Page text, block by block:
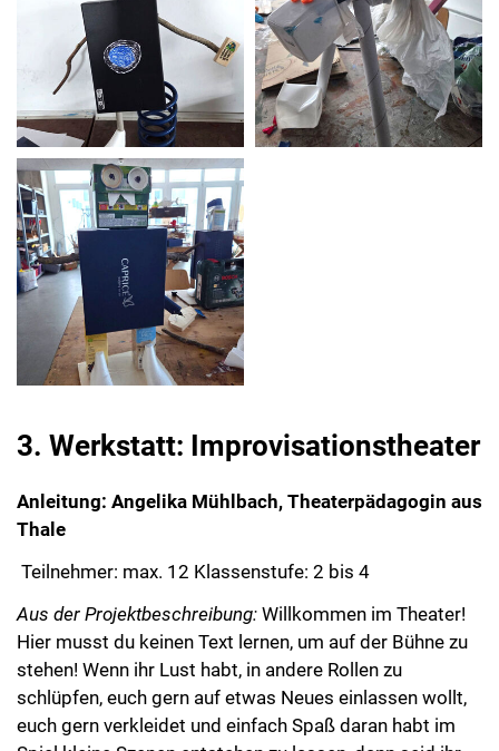
3. Werkstatt: Improvisationstheater
Anleitung: Angelika Mühlbach, Theaterpädagogin aus
Thale
Teilnehmer: max. 12 Klassenstufe: 2 bis 4
Aus der Projektbeschreibung: Willkommen im Theater!
Hier musst du keinen Text lernen, um auf der Bühne zu
stehen! Wenn ihr Lust habt, in andere Rollen zu
schlüpfen, euch gern auf etwas Neues einlassen wollt,
euch gern verkleidet und einfach Spaß daran habt im